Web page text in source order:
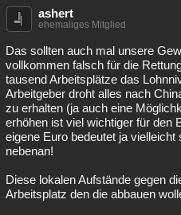
ashert
ehemaliges Mitglied
Das sollten auch mal unsere
vollkommen falsch für die
tausend Arbeitsplätze das
Arbeitgeber droht alles nach
zu erhalten (ja auch eine
erhöhen ist viel wichtiger für den
eigene Euro bedeutet ja
nebenan!
Diese lokalen Aufstände gegen
Arbeitsplatz den die abbauen